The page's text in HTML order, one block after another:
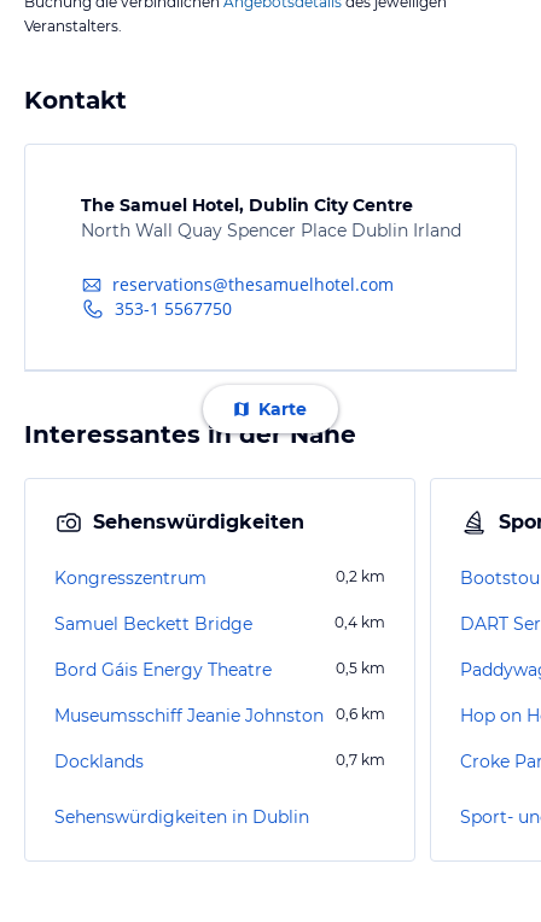
Veranstalters.
Kontakt
The Samuel Hotel, Dublin City Centre
North Wall Quay Spencer Place Dublin Irland
reservations@thesamuelhotel.com
353-1 5567750
Karte
Interessantes in der Nähe
Sehenswürdigkeiten
Kongresszentrum 0,2 km
Samuel Beckett Bridge 0,4 km
Bord Gáis Energy Theatre 0,5 km
Museumsschiff Jeanie Johnston 0,6 km
Docklands 0,7 km
Sehenswürdigkeiten in Dublin
DART
Hop on
Croke
Sport-